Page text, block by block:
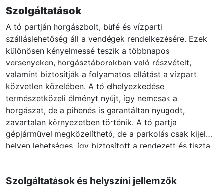
Szolgáltatások
A tó partján horgászbolt, büfé és vízparti
szálláslehetőség áll a vendégek rendelkezésére. Ezek
különösen kényelmessé teszik a többnapos
versenyeken, horgásztáborokban való részvételt,
valamint biztosítják a folyamatos ellátást a vízpart
közvetlen közelében. A tó elhelyezkedése
természetközeli élményt nyújt, így nemcsak a
horgászat, de a pihenés is garantáltan nyugodt,
zavartalan környezetben történik. A tó partja
gépjárművel megközelíthető, de a parkolás csak kijelölt
helyen lehetséges, így biztosított a rendezett és tiszta
Szolgáltatások és helyszíni jellemzők